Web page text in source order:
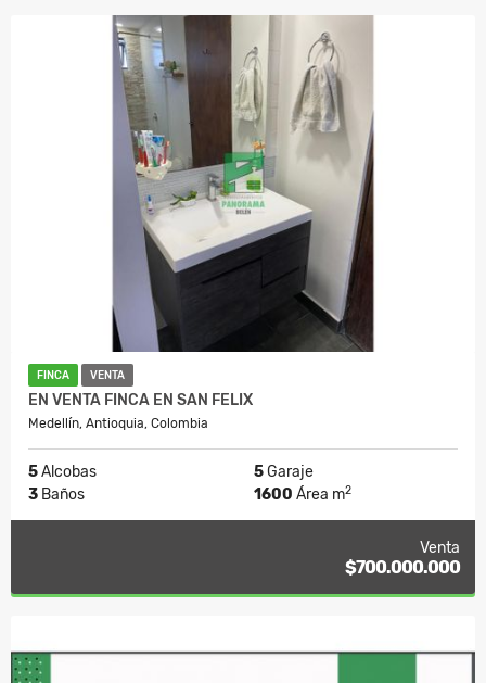
FINCA VENTA
EN VENTA FINCA EN SAN FELIX
Medellín, Antioquia, Colombia
5Alcobas 5Garaje
3 Baños 1600 Área m2
Venta
$700.000.000